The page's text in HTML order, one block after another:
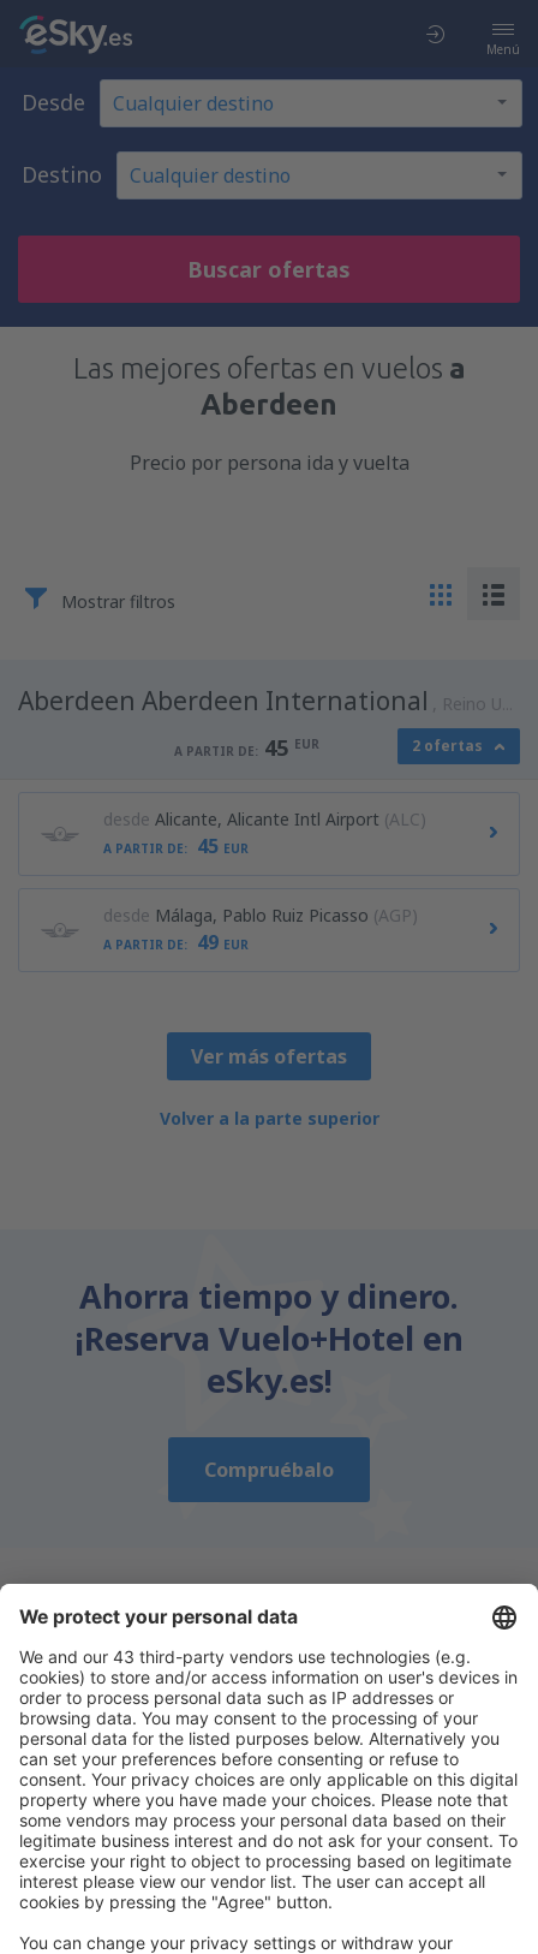
Menú
Desde
Destino
Buscar ofertas
Las mejores ofertas en vuelos a
Aberdeen
Precio por persona ida y vuelta
Mostrar filtros
Aberdeen Aberdeen International Reino Unido
A PARTIR DE: 45 EUR 2 ofertas
desde Alicante, Alicante Intl Airport (ALC)
A PARTIR DE: 45 EUR
desde Málaga, Pablo Ruiz Picasso (AGP)
A PARTIR DE: 49 EUR
Ver más ofertas
Volver a la parte superior
Ahorra tiempo y dinero.
¡Reserva Vuelo+Hotel en
eSky.es!
Compruébalo
Descarga nuestra appy planifica
cómodamente tus viajes